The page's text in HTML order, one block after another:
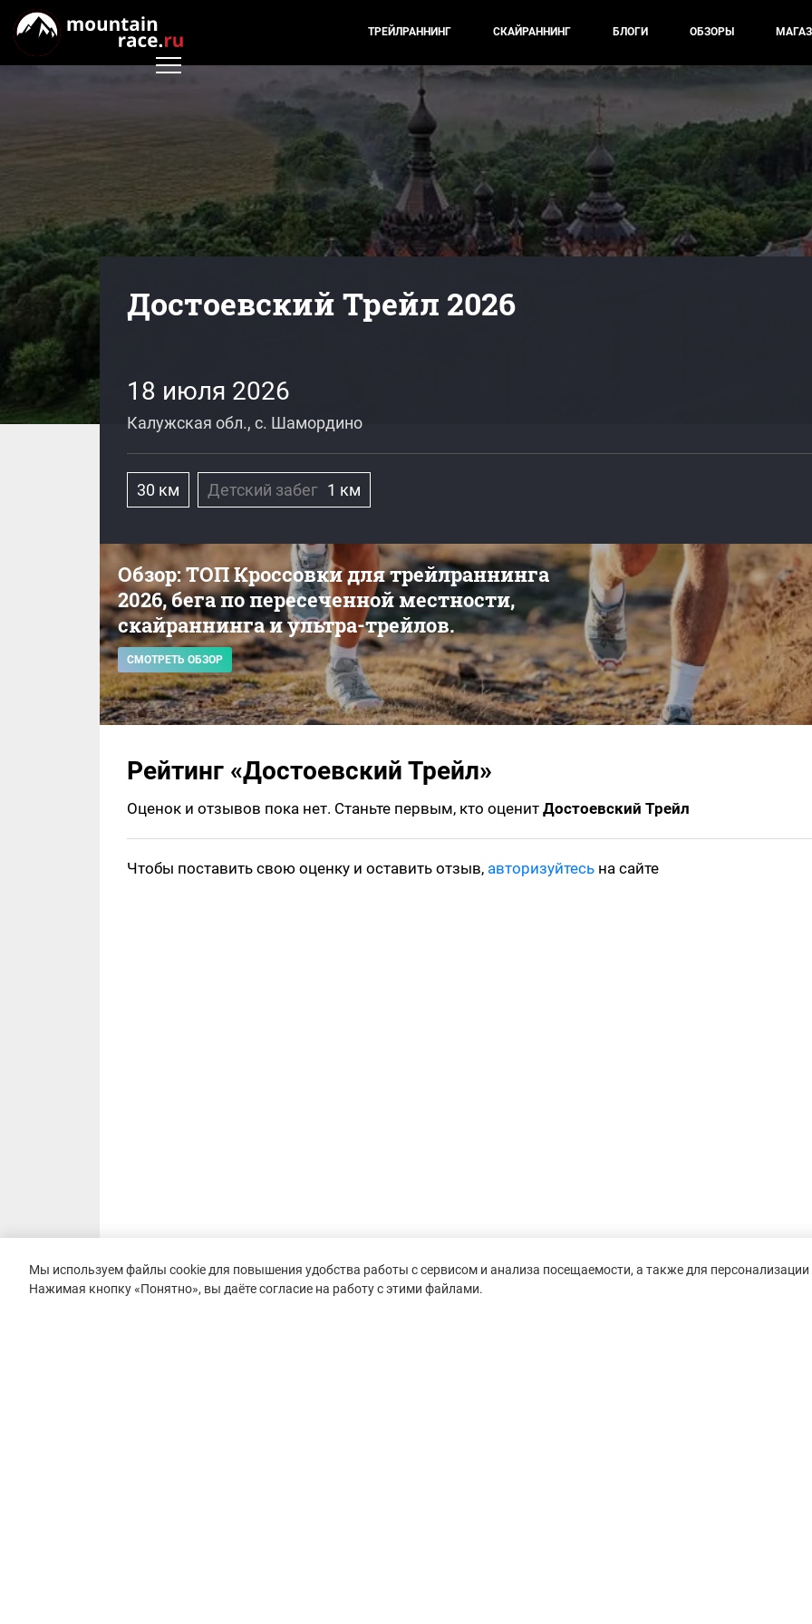
ТРЕЙЛРАННИНГ СКАЙРАННИНГ БЛОГИ ОБЗОРЫ
Достоевский Трейл 2026
18 июля 2026
Калужская обл., с. Шамордино
30 км Детский забег 1 км
Обзор: ТОП Кроссовки для трейлраннинга
2026, бега по пересеченной местности,
скайраннинга и ультра-трейлов.
СМОТРЕТЬ ОБЗОР
Рейтинг «Достоевский Трейл»
Оценок и отзывов пока нет. Станьте первым, кто оценит Достоевский Трейл
Чтобы поставить свою оценку и оставить отзыв, авторизуйтесь на сайте
Мы используем файлы cookie для повышения удобства работы с сервисом и анализа посещаемости, а также для персонализации
Нажимая кнопку «Понятно», вы даёте согласие на работу с этими файлами.